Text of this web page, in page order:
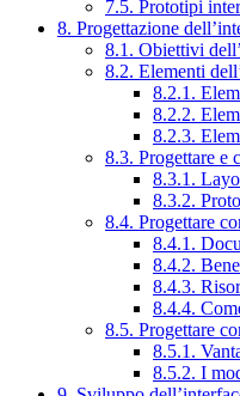
7.5. Prototipi
8. Progettazione
8.1. Obiettivi
8.2. Elementi
8.2.1.
8.2.2.
8.2.3.
8.3. Progettare e
8.3.1.
8.3.2.
8.4. Progettare
8.4.1.
8.4.2.
8.4.3.
8.4.4.
8.5. Progettare
8.5.1.
8.5.2. I